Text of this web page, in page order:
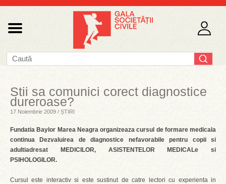
Stii sa comunici corect diagnostice
dureroase?
17 Noiembrie 2009 / ȘTIRI
Fundatia Baylor Marea Neagra organizeaza cursul de formare medicala
continua Dezvaluirea de diagnostice nefavorabile pentru copii si
adultiadresat MEDICILOR, ASISTENTELOR MEDICALe si
PSIHOLOGILOR.
Cursul este interactiv si este sustinut de catre lectori cu experienta in